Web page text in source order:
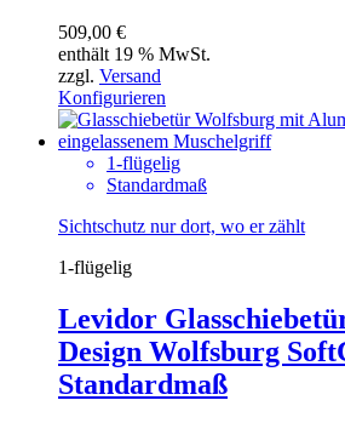
509,00 €
enthält 19 % MwSt.
zzgl. Versand
Konfigurieren
1-flügelig
Standardmaß
Sichtschutz nur dort, wo er zählt
1-flügelig
Levidor
Design Wolfsburg
Standardmaß